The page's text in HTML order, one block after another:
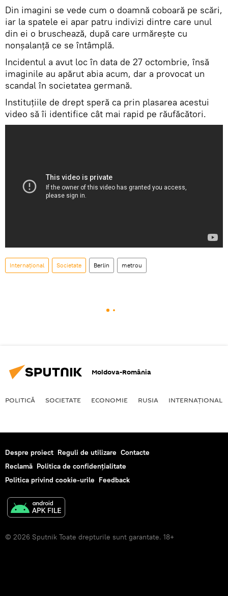
Din imagini se vede cum o doamnă coboară pe scări,
iar la spatele ei apar patru indivizi dintre care unul
din ei o bruschează, după care urmăreşte cu
nonşalanţă ce se întâmplă.
Incidentul a avut loc în data de 27 octombrie, însă
imaginile au apărut abia acum, dar a provocat un
scandal în societatea germană.
Instituţiile de drept speră ca prin plasarea acestui
video să îi identifice cât mai rapid pe răufăcători.
Internaţional Societate Berlin metrou
Moldova-România
POLITICĂ SOCIETATE ECONOMIE RUSIA INTERNAŢIONAL
Despre proiect Reguli de utilizare Contacte
Reclamă Politica de confidențialitate
Politica privind cookie-urile Feedback
© 2026 Sputnik Toate drepturile sunt garantate. 18+